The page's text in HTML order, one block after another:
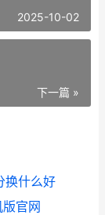
2025-10-02
下一篇 »
换什么好
官网